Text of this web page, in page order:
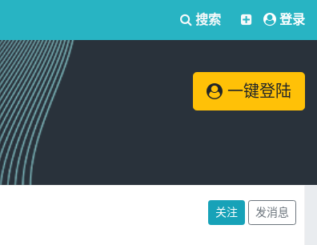
搜索 登录
一键登陆
关注 发消息